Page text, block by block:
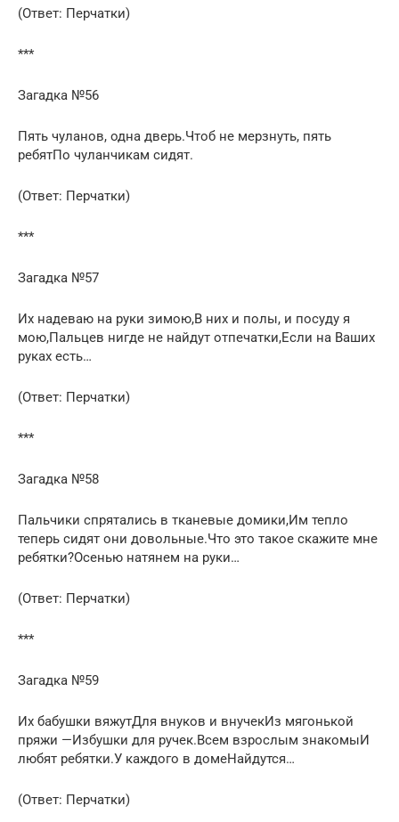
(Ответ: Перчатки)
***
Загадка №56
Пять чуланов, одна дверь.Чтоб не мерзнуть, пять
ребятПо чуланчикам сидят.
(Ответ: Перчатки)
***
Загадка №57
Их надеваю на руки зимою,В них и полы, и посуду я
мою,Пальцев нигде не найдут отпечатки,Если на Ваших
руках есть…
(Ответ: Перчатки)
***
Загадка №58
Пальчики спрятались в тканевые домики,Им тепло
теперь сидят они довольные.Что это такое скажите мне
ребятки?Осенью натянем на руки…
(Ответ: Перчатки)
***
Загадка №59
Их бабушки вяжутДля внуков и внучекИз мягонькой
пряжи —Избушки для ручек.Всем взрослым знакомыИ
любят ребятки.У каждого в домеНайдутся…
(Ответ: Перчатки)